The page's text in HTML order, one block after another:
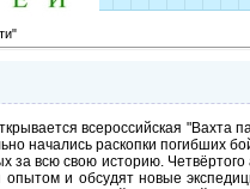
всероссийская
начались раскопки погибших
всю свою историю.
и обсудят новые